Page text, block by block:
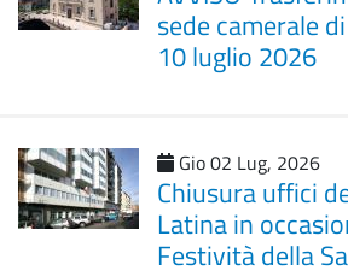
sede camerale
10 luglio 2026
Gio 02 Lug, 2026
Chiusura uffici
Latina in
Festività della